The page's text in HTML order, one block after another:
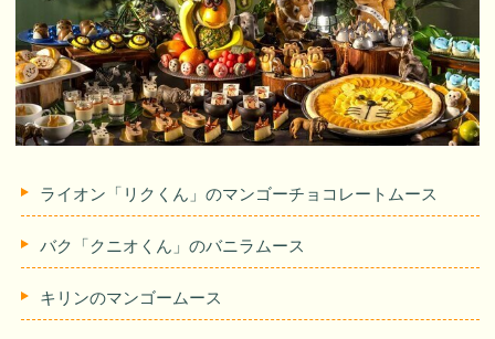
ライオン「リクくん」のマンゴーチョコレートムース
バク「クニオくん」のバニラムース
キリンのマンゴームース